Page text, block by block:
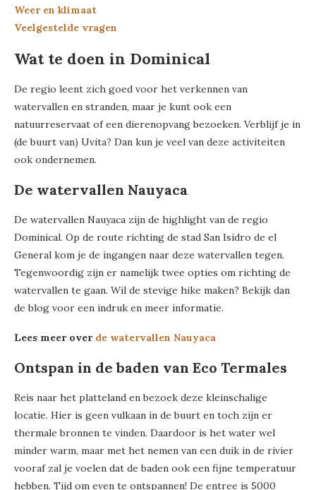
Weer en klimaat
Veelgestelde vragen
Wat te doen in Dominical
De regio leent zich goed voor het verkennen van
watervallen en stranden, maar je kunt ook een
natuurreservaat of een dierenopvang bezoeken. Verblijf je in
(de buurt van) Uvita? Dan kun je veel van deze activiteiten
ook ondernemen.
De watervallen Nauyaca
De watervallen Nauyaca zijn de highlight van de regio
Dominical. Op de route richting de stad San Isidro de el
General kom je de ingangen naar deze watervallen tegen.
Tegenwoordig zijn er namelijk twee opties om richting de
watervallen te gaan. Wil de stevige hike maken? Bekijk dan
de blog voor een indruk en meer informatie.
Lees meer over de watervallen Nauyaca
Ontspan in de baden van Eco Termales
Reis naar het platteland en bezoek deze kleinschalige
locatie. Hier is geen vulkaan in de buurt en toch zijn er
thermale bronnen te vinden. Daardoor is het water wel
minder warm, maar met het nemen van een duik in de rivier
vooraf zal je voelen dat de baden ook een fijne temperatuur
hebben. Tijd om even te ontspannen! De entree is 5000